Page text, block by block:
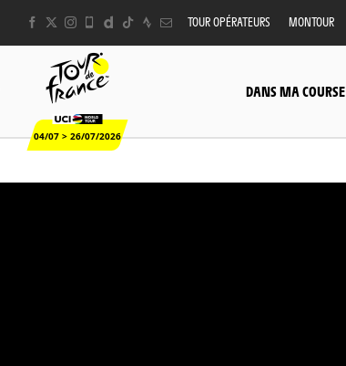
TOUR OPÉRATEURS MONTOUR
04/07 > 26/07/2026
DANS MA COURSE